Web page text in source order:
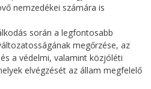
nemzedékei számára is
során a legfontosabb
megőrzése, az
a védelmi, valamint közjóléti
elvégzését az állam megfelelő